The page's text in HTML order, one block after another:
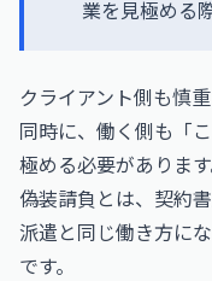
業を見極める
クライアント側も慎
同時に、働く側も「
極める必要があります
偽装請負とは、契約
派遣と同じ働き方に
です。